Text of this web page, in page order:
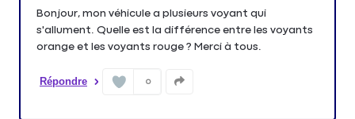
Bonjour, mon véhicule a plusieurs voyant qui
s'allument. Quelle est la différence entre les voyants
orange et les voyants rouge ? Merci à tous.
Répondre 0